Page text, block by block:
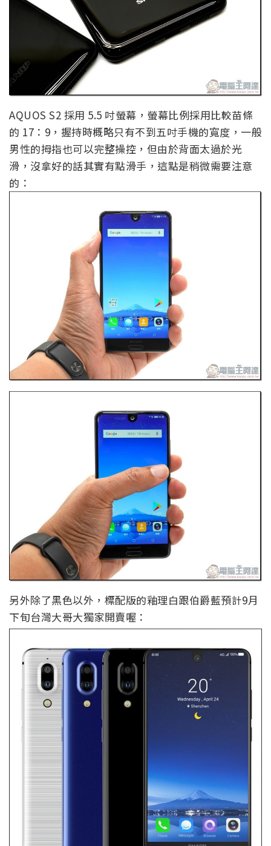
AQUOS S2 採用 5.5 吋螢幕，螢幕比例採用比較苗條
的 17：9，握持時概略只有不到五吋手機的寬度，一般
男性的拇指也可以完整操控，但由於背面太過於光
滑，沒拿好的話其實有點滑手，這點是稍微需要注意
的：
另外除了黑色以外，標配版的釉理白跟伯爵藍預計9月
下旬台灣大哥大獨家開賣喔：